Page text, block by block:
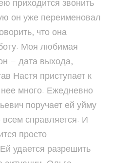
приходится звонить
он уже переименовал
что она
Моя любимая
— дата выхода,
Настя приступает к
много. Ежедневно
поручает ей уйму
справляется. И
просто
удается разрешить